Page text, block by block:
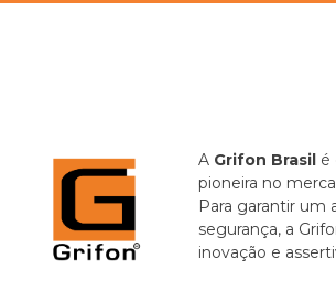
A Grifon Brasil é
pioneira no
Para garantir um
segurança, a
inovação e